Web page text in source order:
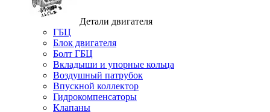
Детали двигателя
ГБЦ
Блок двигателя
Болт ГБЦ
Вкладыши и упорные кольца
Воздушный патрубок
Впускной коллектор
Гидрокомпенсаторы
Клапаны